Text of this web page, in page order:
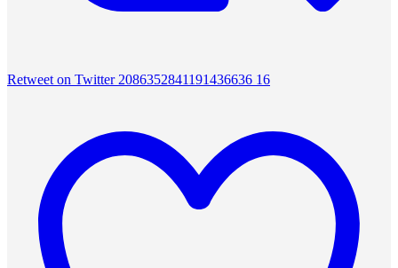
Retweet on Twitter 2086352841191436636 16